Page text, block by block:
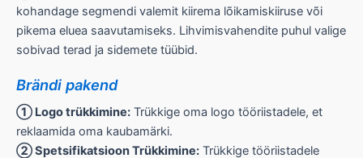
kohandage segmendi valemit kiirema lõikamiskiiruse või
pikema eluea saavutamiseks. Lihvimisvahendite puhul valige
sobivad terad ja sidemete tüübid.
Brändi pakend
① Logo trükkimine: Trükkige oma logo tööriistadele, et
reklaamida oma kaubamärki.
② Spetsifikatsioon Trükkimine: Trükkige tööriistadele